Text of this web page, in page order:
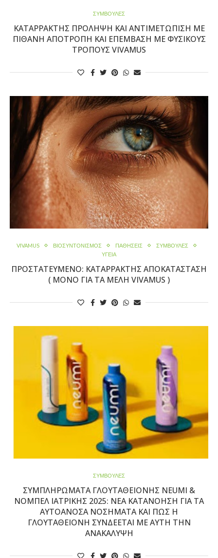
ΣΥΜΒΟΥΛΕΣ
ΚΑΤΑΡΡΆΚΤΗΣ ΠΡΌΛΗΨΗ ΚΑΙ ΑΝΤΙΜΕΤΏΠΙΣΗ ΜΕ
ΠΙΘΑΝΉ ΑΠΟΤΡΟΠΉ ΚΑΙ ΕΠΈΜΒΑΣΗ ΜΕ ΦΥΣΙΚΟΎΣ
ΤΡΌΠΟΥΣ VIVAMUS
VIVAMUS ΒΙΟΣΥΝΤΟΝΙΣΜΌΣ ΠΑΘΉΣΕΙΣ
ΣΥΜΒΟΥΛΕΣ
ΥΓΕΙΑ
ΠΡOΣΤΑΤΕΥΜΈΝΟ: ΚΑΤΑΡΡΆΚΤΗΣ ΑΠΟΚΑΤΆΣΤΑΣΗ
( ΜΌΝΟ ΓΙΑ ΤΑ ΜΈΛΗ VIVAMUS )
ΣΥΜΒΟΥΛΕΣ
ΣΥΜΠΛΗΡΏΜΑΤΑ ΓΛΟΥΤΑΘΕΙΌΝΗΣ NEUMI &
ΝΌΜΠΕΛ ΙΑΤΡΙΚΉΣ 2025: ΝΈΑ ΚΑΤΑΝΌΗΣΗ ΓΙΑ ΤΑ
ΑΥΤΟΆΝΟΣΑ ΝΟΣΉΜΑΤΑ ΚΑΙ ΠΏΣ Η
ΓΛΟΥΤΑΘΕΙΌΝΗ ΣΥΝΔΈΕΤΑΙ ΜΕ ΑΥΤΉ ΤΗΝ
ΑΝΑΚΆΛΥΨΗ